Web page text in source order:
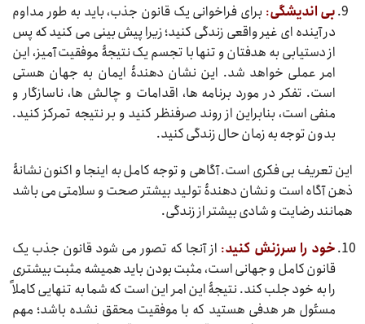
بی اندیشگی: برای فراخوانی یک قانون جذب، باید به طور مداوم
در آینده ای غیر واقعی زندگی کنید؛ زیرا پیش بینی می کنید که پس
از دستیابی به هدفتان و تنها با تجسم یک نتیجۀ موفقیت آمیز، این
امر عملی خواهد شد. این نشان دهندۀ ایمان به جهان هستی
است. تفکر در مورد برنامه ها، اقدامات و چالش ها، ناسازگار و
منفی است، بنابراین از روند صرفنظر کنید و بر نتیجه تمرکز کنید.
بدون توجه به زمان حال زندگی کنید.
این تعریف بی فکری است. آگاهی و توجه کامل به اینجا و اکنون نشانۀ
ذهن آگاه است و نشان دهندۀ تولید بیشتر صحت و سلامتی می باشد
همانند رضایت و شادی بیشتر از زندگی.
خود را سرزنش کنید: از آنجا که تصور می شود قانون جذب یک
قانون کامل و جهانی است، مثبت بودن باید همیشه مثبت بیشتری
را به خود جلب کند. نتیجۀ این امر این است که شما به تنهایی کاملاً
مسئول هر هدفی هستید که با موفقیت محقق نشده باشد؛ مهم